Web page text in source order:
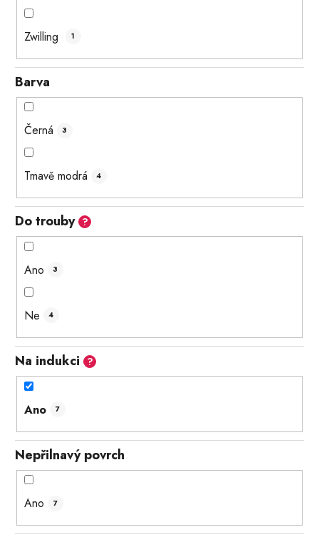
Zwilling 1
Barva
Černá 3
Tmavě modrá 4
Do trouby ?
Ano 3
Ne 4
Na indukci ?
Ano 7
Nepřilnavý povrch
Ano 7